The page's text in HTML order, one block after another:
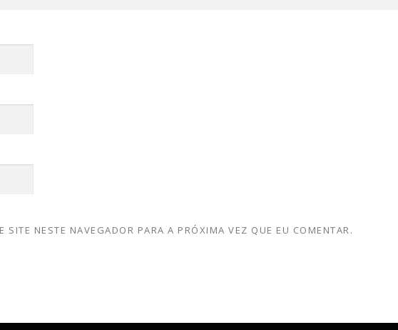
SITE NESTE NAVEGADOR PARA A PRÓXIMA VEZ QUE EU COMENTAR.